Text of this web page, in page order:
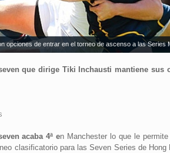
opciones de entrar en el torneo de ascenso a las Series
que dirige Tiki Inchausti mantiene sus
acaba 4ª en Manchester lo que le
clasificatorio para las Seven Series de Hong